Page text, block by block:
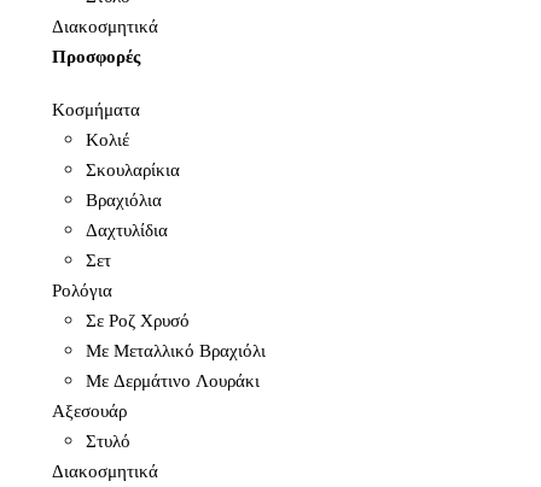
Διακοσμητικά
Προσφορές
Κοσμήματα
Κολιέ
Σκουλαρίκια
Βραχιόλια
Δαχτυλίδια
Σετ
Ρολόγια
Σε Ροζ Χρυσό
Με Μεταλλικό Βραχιόλι
Με Δερμάτινο Λουράκι
Αξεσουάρ
Στυλό
Διακοσμητικά